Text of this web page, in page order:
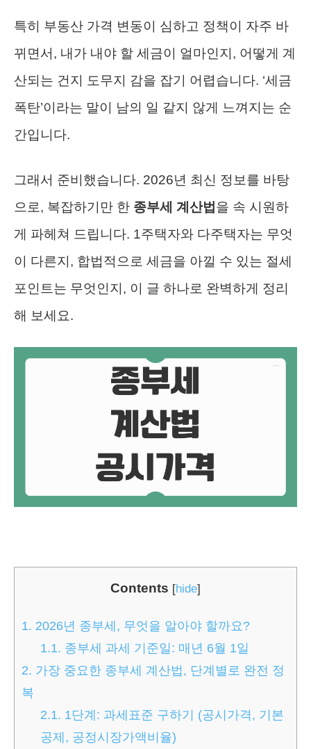
특히 부동산 가격 변동이 심하고 정책이 자주 바
뀌면서, 내가 내야 할 세금이 얼마인지, 어떻게 계
산되는 건지 도무지 감을 잡기 어렵습니다. ‘세금
폭탄’이라는 말이 남의 일 같지 않게 느껴지는 순
간입니다.
그래서 준비했습니다. 2026년 최신 정보를 바탕
으로, 복잡하기만 한 종부세 계산법 을 속 시원하
게 파헤쳐 드립니다. 1주택자와 다주택자는 무엇
이 다른지, 합법적으로 세금을 아낄 수 있는 절세
포인트는 무엇인지, 이 글 하나로 완벽하게 정리
해 보세요.
Contents [hide]
1. 2026년 종부세, 무엇을 알아야 할까요?
1.1. 종부세 과세 기준일: 매년 6월 1일
2. 가장 중요한 종부세 계산법, 단계별로 완전 정
복
2.1. 1단계: 과세표준 구하기 (공시가격, 기본
공제, 공정시장가액비율)